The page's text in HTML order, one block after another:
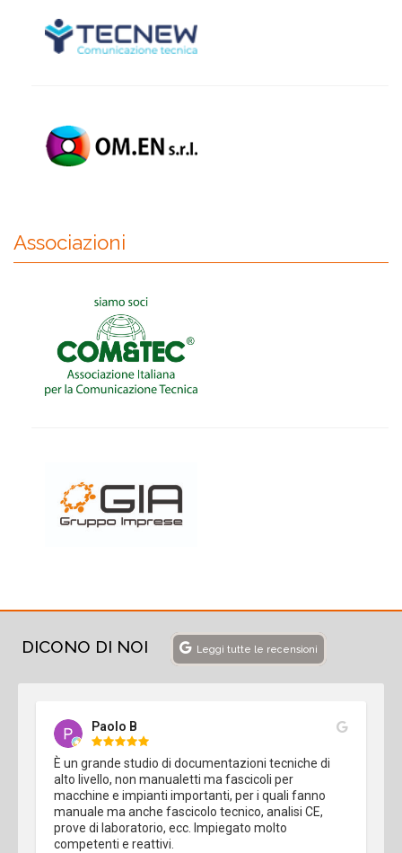
Associazioni
DICONO DI NOI Leggi tutte le recensioni
Paolo B
È un grande studio di documentazioni tecniche di
alto livello, non manualetti ma fascicoli per
macchine e impianti importanti, per i quali fanno
manuale ma anche fascicolo tecnico, analisi CE,
prove di laboratorio, ecc. Impiegato molto
competenti e reattivi.